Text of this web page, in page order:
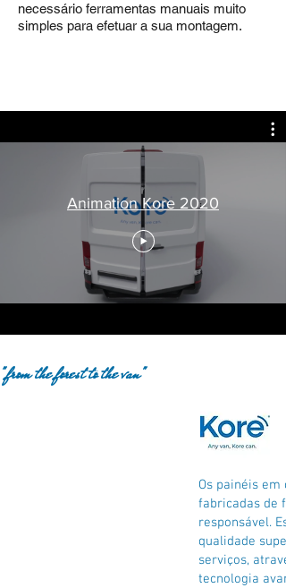
necessário ferramentas manuais muito
simples para efetuar a sua montagem.
Animation Kore 2020
"from the forest to the van"
Os painéis
fabricadas de
responsável.
qualidade
serviços,
tecnologia